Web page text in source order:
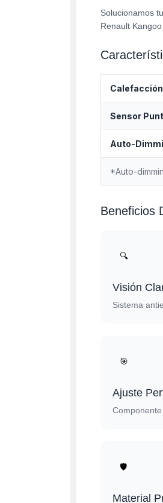
Solucionamos
Renault
Sensor
Auto-
*Auto-
Beneficios
🔍
Visión
Sistema
🎯
Ajuste
🛡️
Material